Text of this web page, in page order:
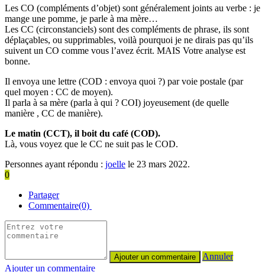
Les CO (compléments d’objet) sont généralement joints au verbe : je
mange une pomme, je parle à ma mère…
Les CC (circonstanciels) sont des compléments de phrase, ils sont
déplaçables, ou supprimables, voilà pourquoi je ne dirais pas qu’ils
suivent un CO comme vous l’avez écrit. MAIS Votre analyse est
bonne.
Il envoya une lettre (COD : envoya quoi ?) par voie postale (par
quel moyen : CC de moyen).
Il parla à sa mère (parla à qui ? COI) joyeusement (de quelle
manière , CC de manière).
Le matin (CCT), il boit du café (COD).
Là, vous voyez que le CC ne suit pas le COD.
Personnes ayant répondu : joelle le 23 mars 2022.
0
Partager
Commentaire(0)
Annuler
Ajouter un commentaire